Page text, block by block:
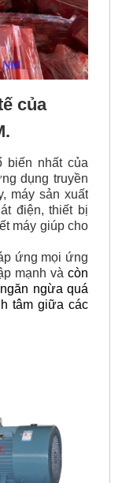
của
biến nhất của
dụng truyền
máy sản xuất
điện, thiết bị
máy giúp cho
ứng mọi ứng
mạnh và còn
ngừa quá
tâm giữa các